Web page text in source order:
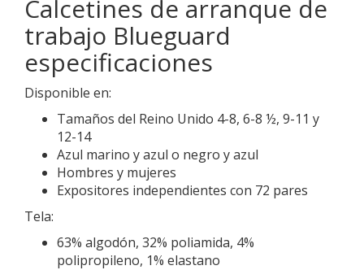
Calcetines de arranque de
trabajo Blueguard
especificaciones
Disponible en:
Tamaños del Reino Unido 4-8, 6-8 ½, 9-11 y
12-14
Azul marino y azul o negro y azul
Hombres y mujeres
Expositores independientes con 72 pares
Tela:
63% algodón, 32% poliamida, 4%
polipropileno, 1% elastano